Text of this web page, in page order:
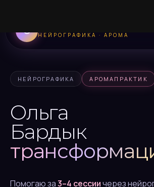
О НЕЙРОГРАФИКА · АРОМА
НЕЙРОГРАФИКА АРОМАПРАКТИК
Ольга
Бардык
Помогаю за3–4 сессиичерез